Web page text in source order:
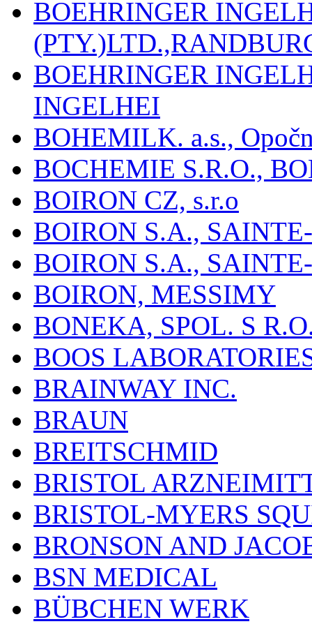
BOEHRINGER
BOEHRINGER
INGELHEI
BOHEMILK. a.s.,
BOCHEMIE S.R.O.,
BOIRON CZ, s.r.o
BOIRON S.A.,
BOIRON S.A.,
BOIRON, MESSIMY
BONEKA, SPOL. S
BOOS
BRAINWAY INC.
BRAUN
BREITSCHMID
BRISTOL
BRISTOL-MYERS
BRONSON AND
BSN MEDICAL
BÜBCHEN WERK